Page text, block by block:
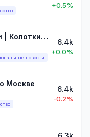
+0.5%
Красивые места России | Колоткин Игорь
новости
6.4k
+0.0%
Москве
6.4k
-0.2%